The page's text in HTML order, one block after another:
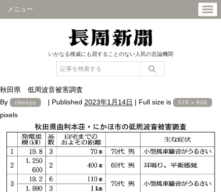
メニュー
いかなる権威にも屈することのない人民の言論機関
秋田県 低周波音被害調査
By
chosyu | Published 2023年1月14日 | Full size is 578 × 800
pixels